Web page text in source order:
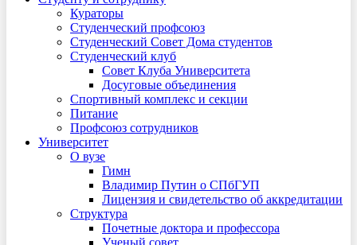
Кураторы
Студенческий профсоюз
Студенческий Совет Дома студентов
Студенческий клуб
Совет Клуба Университета
Досуговые объединения
Спортивный комплекс и секции
Питание
Профсоюз сотрудников
Университет
О вузе
Гимн
Владимир Путин о СПбГУП
Лицензия и свидетельство об аккредитации
Структура
Почетные доктора и профессора
Ученый совет